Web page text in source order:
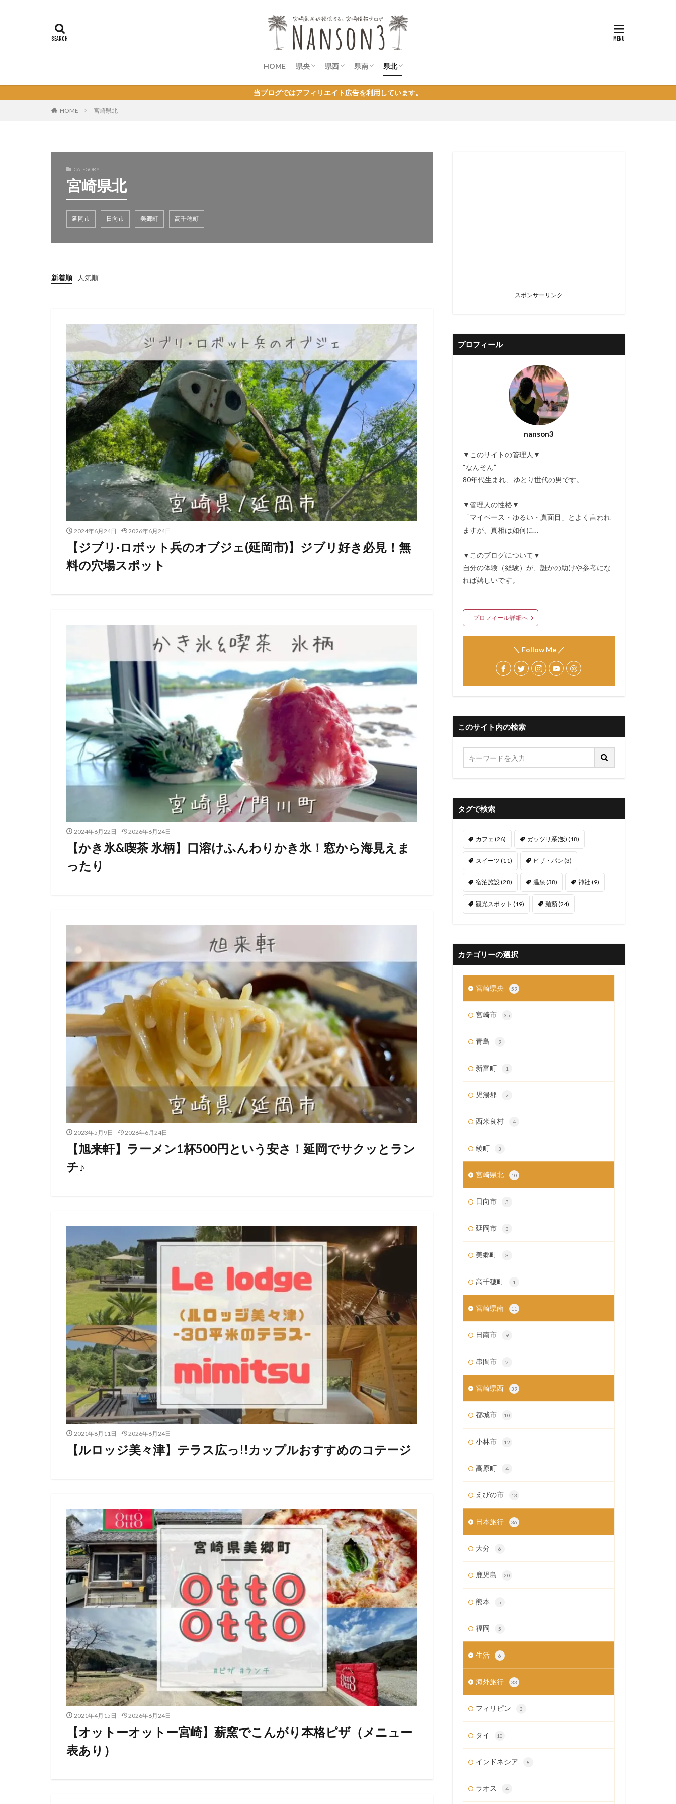
HOME 県央
宮崎市
青島
綾町
西米良村
児湯郡
新富町
県西
小林市
都城市
高原町
えびの市
県南
日南市
串間市
県北
日向市
延岡市
美郷町
高千穂町
当ブログではアフィリエイト広告を利用しています。
HOME 宮崎県北
CATEGORY
宮崎県北
延岡市 日向市 美郷町 高千穂町
新着順 人気順
2024年6月24日 2026年6月24日
【ジブリ·ロボット兵のオブジェ(延岡市)】ジブリ好き必見！無
料の穴場スポット
2024年6月22日 2026年6月24日
【かき氷&喫茶 氷柄】口溶けふんわりかき氷！窓から海見えま
ったり
2023年5月9日 2026年6月24日
【旭来軒】ラーメン1杯500円という安さ！延岡でサクッとラン
チ♪
2021年8月11日 2026年6月24日
【ルロッジ美々津】テラス広っ!!カップルおすすめのコテージ
2021年4月15日 2026年6月24日
【オットーオットー宮崎】薪窯でこんがり本格ピザ（メニュー
表あり）
スポンサーリンク
プロフィール
nanson3
▼このサイトの管理人▼
“なんそん”
80年代生まれ、ゆとり世代の男です。
▼管理人の性格▼
「マイペース・ゆるい・真面目」とよく言われ
ますが、真相は如何に…
▼このブログについて▼
自分の体験（経験）が、誰かの助けや参考にな
れば嬉しいです。
プロフィール詳細へ
＼ Follow Me ／
このサイト内の検索
タグで検索
カフェ (26) ガッツリ系(飯) (18)
スイーツ (11) ピザ・パン (3)
宿泊施設(28) 温泉 (38) 神社 (9)
観光スポット (19) 麺類(24)
カテゴリーの選択
宮崎県央 59
宮崎市 35
青島 9
新富町 1
児湯郡 7
西米良村 4
綾町 3
宮崎県北 10
日向市 3
延岡市 3
美郷町 3
高千穂町 1
宮崎県南 11
日南市 9
串間市 2
宮崎県西 39
都城市 10
小林市 12
高原町 4
えびの市 13
日本旅行 36
大分 6
鹿児島 20
熊本 5
福岡 5
生活 6
海外旅行 33
フィリピン 3
タイ 10
インドネシア 8
ラオス 4